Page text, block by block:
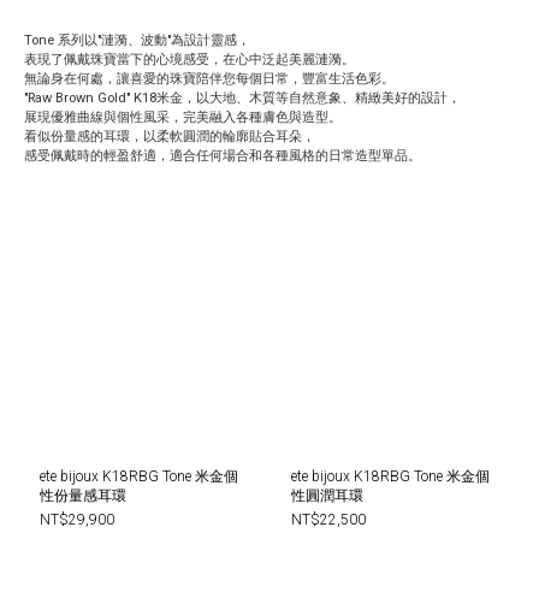
Tone 系列以"漣漪、波動"為設計靈感，
表現了佩戴珠寶當下的心境感受，在心中泛起美麗漣漪。
無論身在何處，讓喜愛的珠寶陪伴您每個日常，豐富生活色彩。
"Raw Brown Gold" K18米金，以大地、木質等自然意象、精緻美好的設計，
展現優雅曲線與個性風采，完美融入各種膚色與造型。
看似份量感的耳環，以柔軟圓潤的輪廓貼合耳朵，
感受佩戴時的輕盈舒適，適合任何場合和各種風格的日常造型單品。
ete bijoux K18RBG Tone 米金個
性份量感耳環
NT$29,900
ete bijoux K18RBG Tone 米金個
性圓潤耳環
NT$22,500